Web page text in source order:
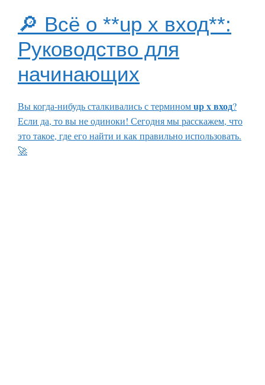
🔎 Всё о **up x вход**:
Руководство для
начинающих
Вы когда-нибудь сталкивались с терминомup x вход?
Если да, то вы не одиноки! Сегодня мы расскажем, что
это такое, где его найти и как правильно использовать.
🚀